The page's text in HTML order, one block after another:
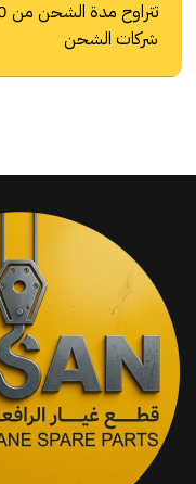
شركات الشحن